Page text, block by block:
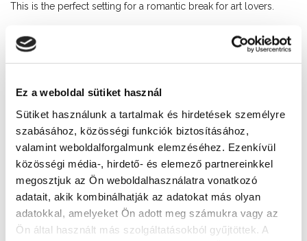
Ez a weboldal sütiket használ
Sütiket használunk a tartalmak és hirdetések személyre
szabásához, közösségi funkciók biztosításához,
valamint weboldalforgalmunk elemzéséhez. Ezenkívül
közösségi média-, hirdető- és elemező partnereinkkel
megosztjuk az Ön weboldalhasználatra vonatkozó
adatait, akik kombinálhatják az adatokat más olyan
adatokkal, amelyeket Ön adott meg számukra vagy az
Ön által használt más szolgáltatásokból gyűjtöttek. A
This is the perfect setting for a romantic break for art lovers.
everything in one place for active relaxation: swimming pool,
Wellness
Contacts
+36 84 312 546
Address
8600 Siófok, Fő utca